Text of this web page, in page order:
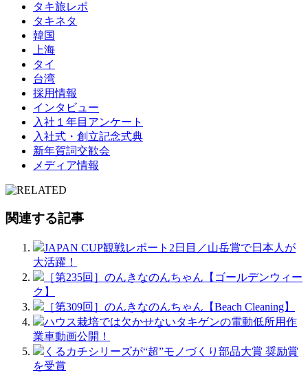
タキ旅レポ
タキネタ
韓国
上海
タイ
台湾
採用情報
インタビュー
入社１年目アンケート
入社式・創立記念式典
新年賀詞交歓会
メディア情報
関連する記事
JAPAN CUP観戦レポート2日目／山岳賞で日本人が
大活躍！
［第235回］のんきなのんちゃん【ゴールデンウィー
ク】
［第309回］のんきなのんちゃん【Beach Cleaning】
ハウス栽培では欠かせないタキゲンの電動低所用作
業車動画公開！
くるカチシリーズが“超”モノづくり部品大賞 奨励賞
を受賞